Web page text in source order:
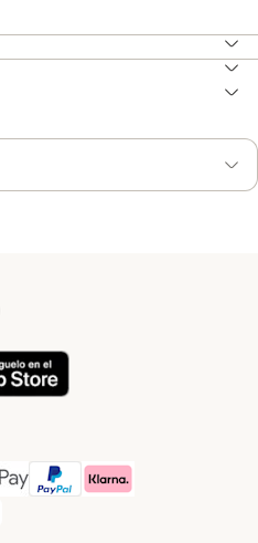
Method
Method
Pay Payment Method
PayPal Payment Method
Klarna Payment Method
Method